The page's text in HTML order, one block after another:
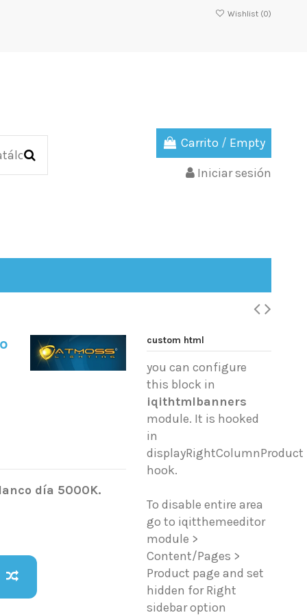
Wishlist (0)
Carrito / Empty
Iniciar sesión
día 5000K.
custom html
you can configure
this block in
iqithtmlbanners
module. It is hooked
in
displayRightColumnProduct
hook.
To disable entire area
go to iqitthemeeditor
module >
Content/Pages >
Product page and set
hidden for Right
sidebar option